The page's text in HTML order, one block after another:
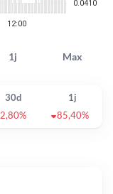
1j Max
30d
1j
2,80% 85,40%